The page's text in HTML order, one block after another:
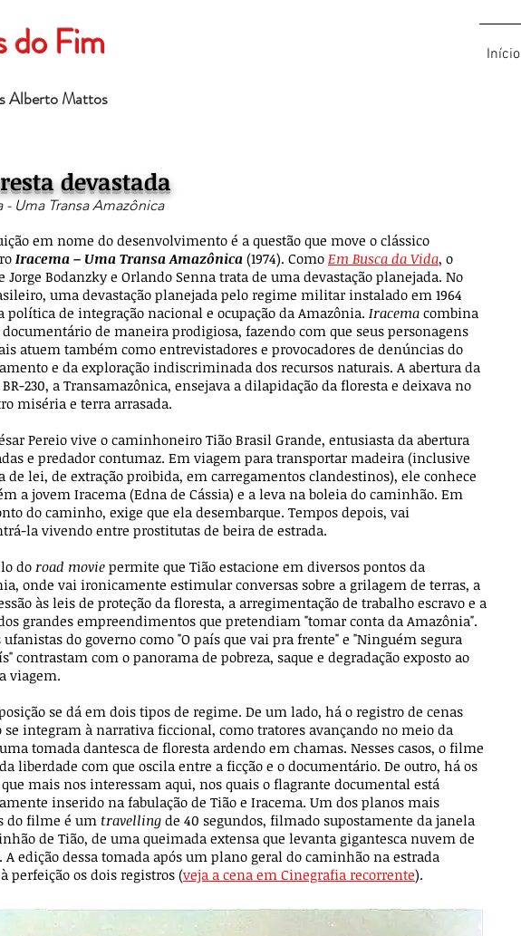
do Fim
Alberto Mattos
Início
devastada
- Uma Transa Amazônica
em nome do desenvolvimento é a questão que move o clássico
Iracema – Uma Transa Amazônica (1974). Como Em Busca da Vida, o
Jorge Bodanzky e Orlando Senna trata de uma devastação planejada. No
uma devastação planejada pelo regime militar instalado em 1964
política de integração nacional e ocupação da Amazônia. Iracema combina
documentário de maneira prodigiosa, fazendo com que seus personagens
atuem também como entrevistadores e provocadores de denúncias do
e da exploração indiscriminada dos recursos naturais. A abertura da
230, a Transamazônica, ensejava a dilapidação da floresta e deixava no
miséria e terra arrasada.
Pereio vive o caminhoneiro Tião Brasil Grande, entusiasta da abertura
e predador contumaz. Em viagem para transportar madeira (inclusive
de lei, de extração proibida, em carregamentos clandestinos), ele conhece
a jovem Iracema (Edna de Cássia) e a leva na boleia do caminhão. Em
do caminho, exige que ela desembarque. Tempos depois, vai
la vivendo entre prostitutas de beira de estrada.
do road movie permite que Tião estacione em diversos pontos da
onde vai ironicamente estimular conversas sobre a grilagem de terras, a
às leis de proteção da floresta, a arregimentação de trabalho escravo e a
grandes empreendimentos que pretendiam "tomar conta da Amazônia".
ufanistas do governo como "O país que vai pra frente" e "Ninguém segura
contrastam com o panorama de pobreza, saque e degradação exposto ao
viagem.
se dá em dois tipos de regime. De um lado, há o registro de cenas
se integram à narrativa ficcional, como tratores avançando no meio da
tomada dantesca de floresta ardendo em chamas. Nesses casos, o filme
liberdade com que oscila entre a ficção e o documentário. De outro, há os
mais nos interessam aqui, nos quais o flagrante documental está
inserido na fabulação de Tião e Iracema. Um dos planos mais
do filme é umtravelling de 40 segundos, filmado supostamente da janela
de Tião, de uma queimada extensa que levanta gigantesca nuvem de
A edição dessa tomada após um plano geral do caminhão na estrada
perfeição os dois registros (veja a cena em Cinegrafia recorrente).